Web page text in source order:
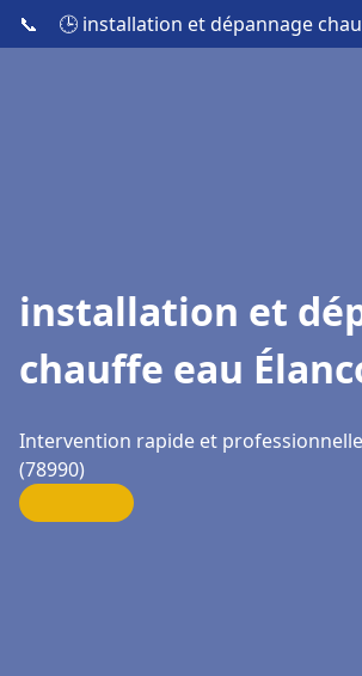
📞 🕒 installation et dépannage
installation et
chauffe eau
Intervention rapide et
(78990)